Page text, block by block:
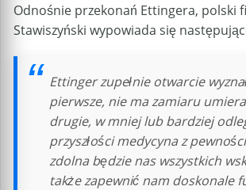
Odnośnie przekonań Ettingera, polski
Stawiszyński wypowiada się
Ettinger zupełnie otwarcie
pierwsze, nie ma zamiaru
drugie, w mniej lub bardziej
przyszłości medycyna z
zdolna będzie nas wszystkich
także zapewnić nam doskonale